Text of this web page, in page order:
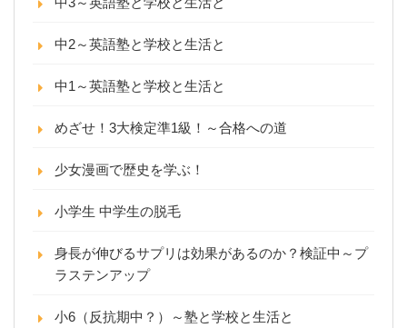
中2～英語塾と学校と生活と
中1～英語塾と学校と生活と
めざせ！3大検定準1級！～合格への道
少女漫画で歴史を学ぶ！
小学生 中学生の脱毛
身長が伸びるサプリは効果があるのか？検証中～プ
ラステンアップ
小6（反抗期中？）～塾と学校と生活と